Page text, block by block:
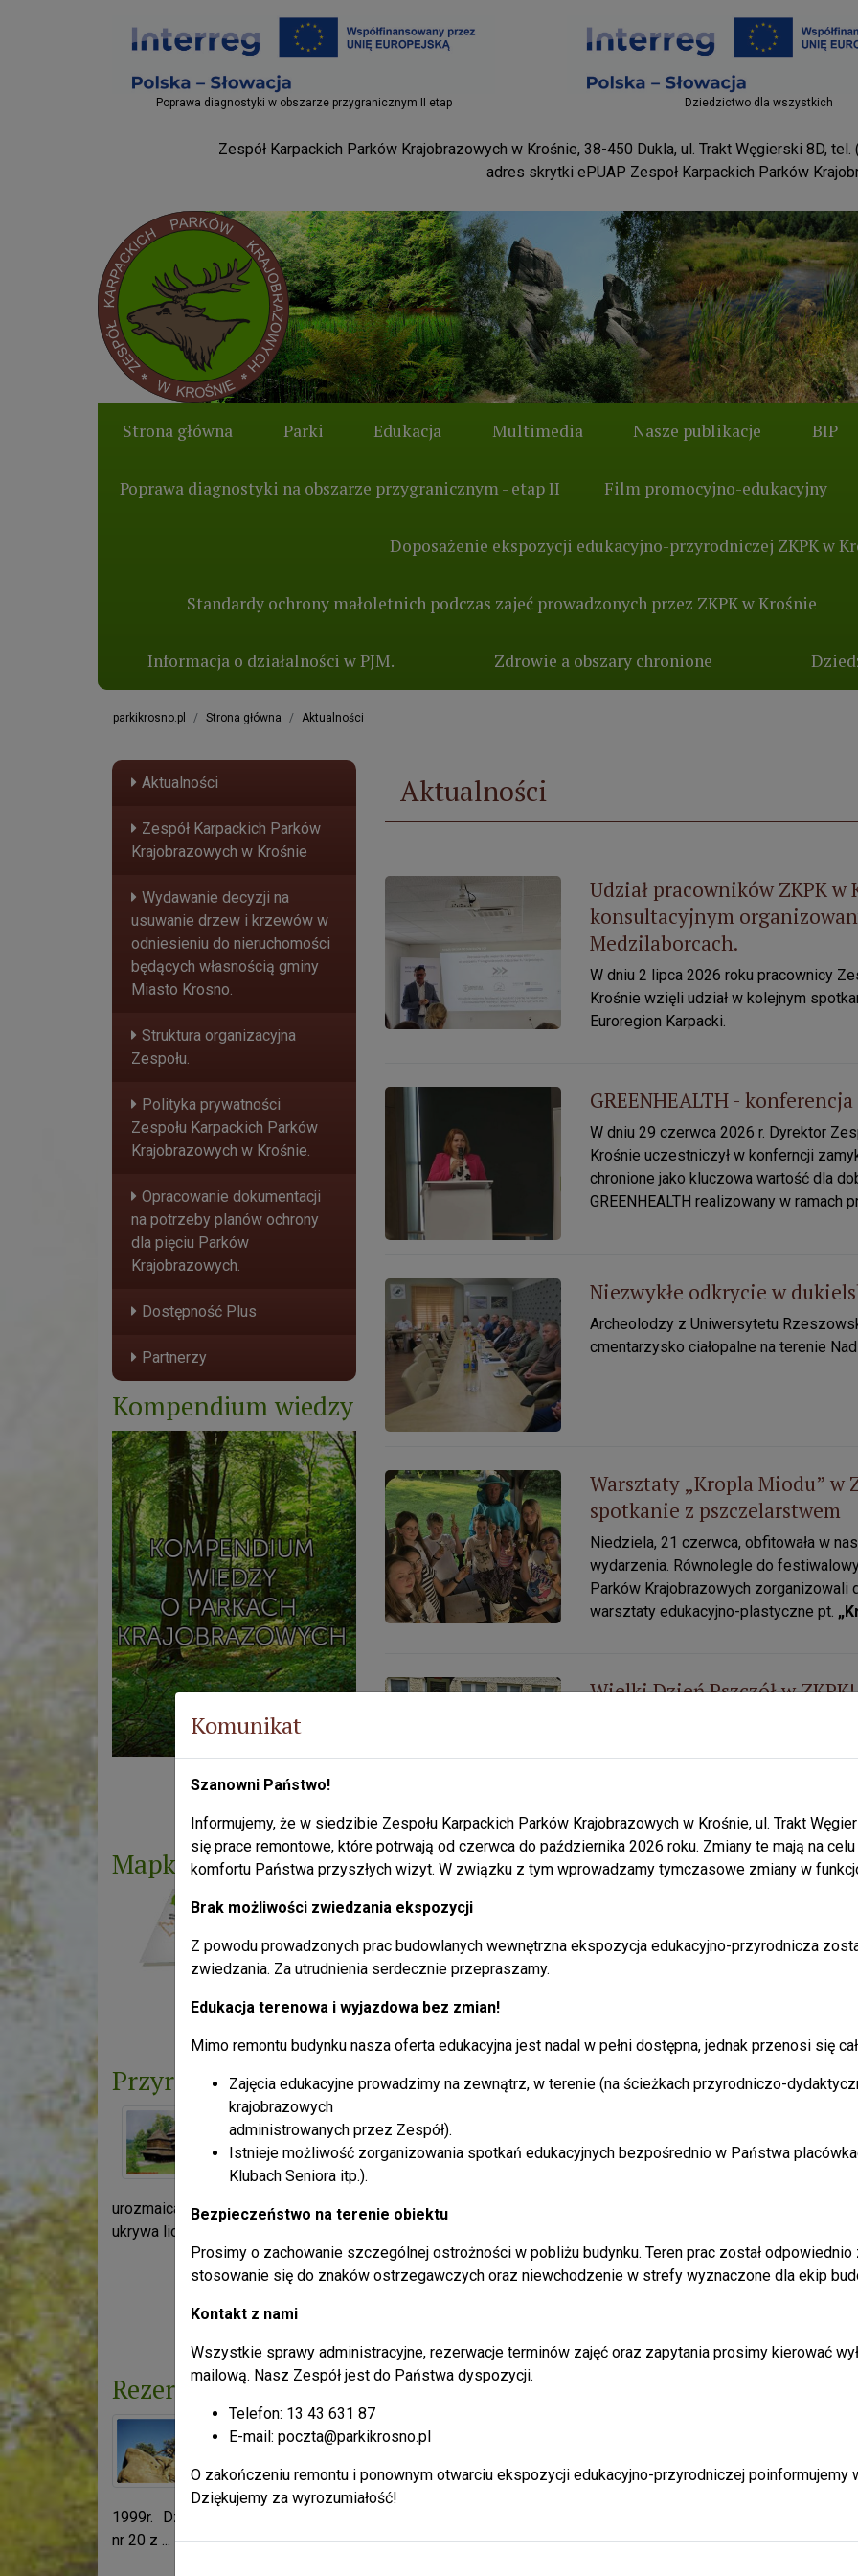
Projekty EU
Poprawa diagnostyki w obszarze przygranicznym II etap
Projekty EU
Dziedzictwo dla wszystkich
Zespół Karpackich Parków Krajobrazowych w Krośnie, 38-450 Dukla, ul. Trakt Węgierski 8D,
adres skrytki ePUAP Zespoł Karpackich Parków
Parki Krosno
Logo serwisu
Strona główna Parki Edukacja Multimedia Nasze publikacje BIP
Poprawa diagnostyki na obszarze przygranicznym - etap II Film promocyjno-edukacyjny
Doposażenie ekspozycji edukacyjno-przyrodniczej ZKPK w
Standardy ochrony małoletnich podczas zajeć prowadzonych przez ZKPK w Krośnie
Informacja o działalności w PJM. Zdrowie a obszary chronione
parkikrosno.pl Strona główna Aktualności
Aktualności
Zespół Karpackich Parków
Krajobrazowych w Krośnie
Wydawanie decyzji na
usuwanie drzew i krzewów w
odniesieniu do nieruchomości
będących własnością gminy
Miasto Krosno.
Struktura organizacyjna
Zespołu.
Polityka prywatności
Zespołu Karpackich Parków
Krajobrazowych w Krośnie.
Opracowanie dokumentacji
na potrzeby planów ochrony
dla pięciu Parków
Krajobrazowych.
Dostępność Plus
Partnerzy
Kompendium wiedzy
Liczba odsłon: 4106089
Mapka
Liczba odsłon: 11448782
Przyroda
Ogromne leśne
przestrzenie ( 65%
powierzchni parku )
mozaikowo
urozmaicają łąki i pastwiska. Las
ukrywa liczne młaki ...
[ czytaj więcej ]
Liczba odsłon: 11448153
Rezerwaty
Rozporządzenie nr
64/99 Wojewody
Podkarpackiego z
dnia 31 sierpnia
1999r. Dz.Urz.Woj. Podkarpackiego
nr 20 z ...
Aktualności
Udział pracowników ZKPK w Krośnie w spotkaniu konsultacyjnym
Udział pracowników ZKPK
konsultacyjnym
Medzilaborcach.
W dniu 2 lipca 2026 roku pracownicy
Krośnie wzięli udział w kolejnym
Euroregion Karpacki.
GREENHEALTH - konferencja zamykająca projekt.
GREENHEALTH -
W dniu 29 czerwca 2026 r. Dyrektor
Krośnie uczestniczył w konferncji
chronione jako kluczowa wartość dla
GREENHEALTH realizowany w ramach
Niezwykłe odkrycie w dukielskich lasach!Niezwykłe odkrycie w
Archeolodzy z Uniwersytetu
cmentarzysko ciałopalne na terenie
Warsztaty „Kropla Miodu” w ZKPK! Pachnące i kreatywne spotkanie
Warsztaty „Kropla Miodu” w
spotkanie z pszczelarstwem
Niedziela, 21 czerwca, obfitowała w
wydarzenia. Równolegle do
Parków Krajobrazowych zorganizowali
warsztaty edukacyjno-plastyczne pt.
Wielki Dzień Pszczół w ZKPK! Świętowaliśmy w ramach Festiwalu
Wielki Dzień Pszczół w
W niedzielę, 21 czerwca, nasza
siedzibą Zespołu Karpackich Parków
zorganizowaliśmy w ramach
i mleczem”.
Przygoda, historia i natura! Rajd z okazji Dnia Dziecka dla
podopiecznych z Żyznowa
wspaniałych podopiecznych z
wspólnej wyprawy połączyła
walorów przyrodniczych regionu.
Przyrodniczy Dzień Dziecka z ZKPK w Krośnie! Piknik Rodzinny w
Przyrodniczy Dzień
w Dukli
W sobotę, 13 czerwca, pracownicy
Krośnie mieli ogromną przyjemność
Dziecka, które świętowano podczas
Dukli.
„Poznajemy Parki
W dniach 8–11 czerwca 2026 roku w
wielki ogólnopolski finał XXV edycji
W dniu 27 maja 2026 r. 20 uczniów
Komunikat
Szanowni Państwo!
Informujemy, że w siedzibie Zespołu Karpackich Parków Krajobrazowych w Krośnie, ul. Trakt
się prace remontowe, które potrwają od czerwca do października 2026 roku. Zmiany te mają na
komfortu Państwa przyszłych wizyt. W związku z tym wprowadzamy tymczasowe zmiany w
Brak możliwości zwiedzania ekspozycji
Z powodu prowadzonych prac budowlanych wewnętrzna ekspozycja edukacyjno-przyrodnicza
zwiedzania. Za utrudnienia serdecznie przepraszamy.
Edukacja terenowa i wyjazdowa bez zmian!
Mimo remontu budynku nasza oferta edukacyjna jest nadal w pełni dostępna, jednak przenosi się
Zajęcia edukacyjne prowadzimy na zewnątrz, w terenie (na ścieżkach przyrodniczo-
krajobrazowych
administrowanych przez Zespół).
Istnieje możliwość zorganizowania spotkań edukacyjnych bezpośrednio w Państwa
Klubach Seniora itp.).
Bezpieczeństwo na terenie obiektu
Prosimy o zachowanie szczególnej ostrożności w pobliżu budynku. Teren prac został
stosowanie się do znaków ostrzegawczych oraz niewchodzenie w strefy wyznaczone dla ekip
Kontakt z nami
Wszystkie sprawy administracyjne, rezerwacje terminów zajęć oraz zapytania prosimy kierować
mailową. Nasz Zespół jest do Państwa dyspozycji.
Telefon: 13 43 631 87
E-mail: poczta@parkikrosno.pl
O zakończeniu remontu i ponownym otwarciu ekspozycji edukacyjno-przyrodniczej poinformujemy
Dziękujemy za wyrozumiałość!